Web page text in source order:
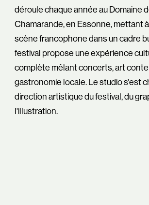
déroule chaque année au Domaine
Chamarande, en Essonne, mettant à
scène francophone dans un cadre
festival propose une expérience
complète mêlant concerts, art
gastronomie locale. Le studio s'est
direction artistique du festival, du
l'illustration.